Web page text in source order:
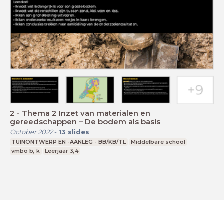
2 - Thema 2 Inzet van materialen en
gereedschappen – De bodem als basis
October 2022- 13 slides
TUINONTWERP EN -AANLEG - BB/KB/TL
Middelbare school
vmbo b, k
Leerjaar 3,4